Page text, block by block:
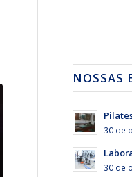
NOSSAS
30 de
30 de